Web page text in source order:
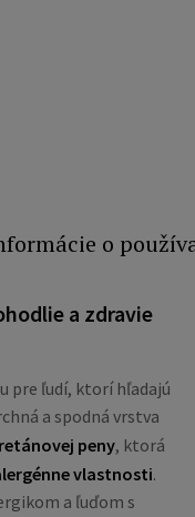
o
a zdravie
pre ľudí, ktorí hľadajú
a spodná vrstva
peny, ktorá
vlastnosti.
a ľuďom s